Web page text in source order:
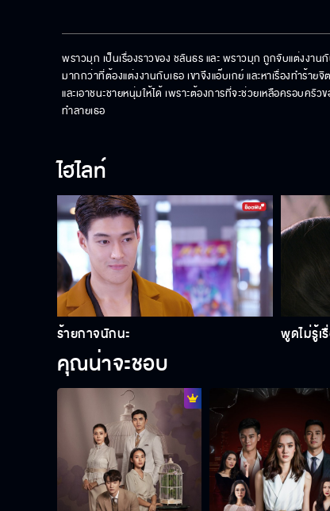
พราวมุก เป็นเรื่องราวของ ชลันธร และ พราวมุก ถูกจับแต่งงานกั
มากกว่าที่ต้องแต่งงานกับเธอ เขาจึงแอ๊บเกย์ และหาเรื่องทำร้า
และเอาชนะชายหนุ่มให้ได้ เพราะต้องการที่จะช่วยเหลือครอบครั
ทำลายเธอ
ไฮไลท์
ร้ายกาจนักนะ พูดไม่รู้เ
คุณน่าจะชอบ